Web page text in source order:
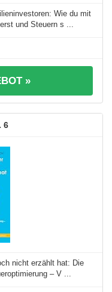
Wie du mit
und Steuern s ...
»
6
nicht erzählt hat: Die
– V ...